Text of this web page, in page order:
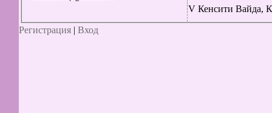
V Кенсити Вайда,
Регистрация | Вход